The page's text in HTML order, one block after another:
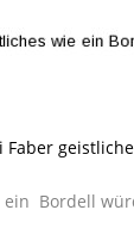
ein Bordell